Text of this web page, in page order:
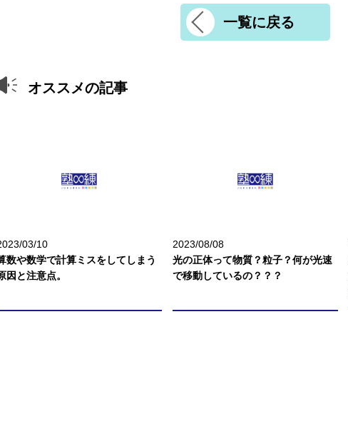
一覧に戻る
オススメの記事
03/10
数や数学で計算ミスをしてしまう
因と注意点。
2023/08/08
光の正体って物質？粒子？何が光速
で移動しているの？？？